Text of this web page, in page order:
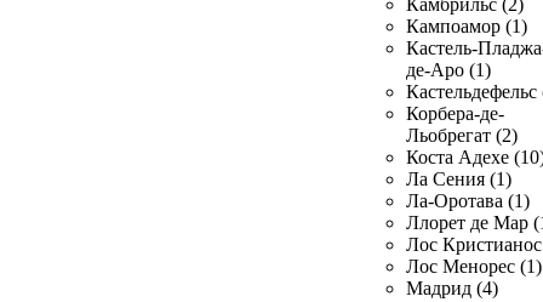
Камбрильс (2)
Кампоамор (1)
Кастель-
де-Аро (1)
Кастельдефельс
Корбера-де-
Льобрегат (2)
Коста Адехе
Ла Сения (1)
Ла-Оротава (1)
Ллорет де Мар
Лос
Лос Менорес (1)
Мадрид (4)